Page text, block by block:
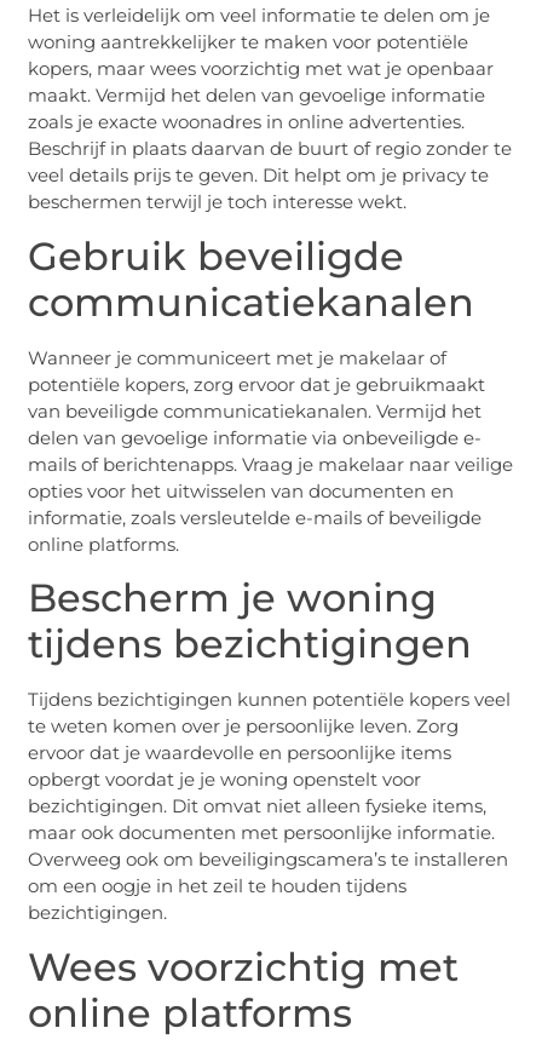
Het is verleidelijk om veel informatie te delen om je
woning aantrekkelijker te maken voor potentiële
kopers, maar wees voorzichtig met wat je openbaar
maakt. Vermijd het delen van gevoelige informatie
zoals je exacte woonadres in online advertenties.
Beschrijf in plaats daarvan de buurt of regio zonder te
veel details prijs te geven. Dit helpt om je privacy te
beschermen terwijl je toch interesse wekt.
Gebruik beveiligde
communicatiekanalen
Wanneer je communiceert met je makelaar of
potentiële kopers, zorg ervoor dat je gebruikmaakt
van beveiligde communicatiekanalen. Vermijd het
delen van gevoelige informatie via onbeveiligde e-
mails of berichtenapps. Vraag je makelaar naar veilige
opties voor het uitwisselen van documenten en
informatie, zoals versleutelde e-mails of beveiligde
online platforms.
Bescherm je woning
tijdens bezichtigingen
Tijdens bezichtigingen kunnen potentiële kopers veel
te weten komen over je persoonlijke leven. Zorg
ervoor dat je waardevolle en persoonlijke items
opbergt voordat je je woning openstelt voor
bezichtigingen. Dit omvat niet alleen fysieke items,
maar ook documenten met persoonlijke informatie.
Overweeg ook om beveiligingscamera’s te installeren
om een oogje in het zeil te houden tijdens
bezichtigingen.
Wees voorzichtig met
online platforms